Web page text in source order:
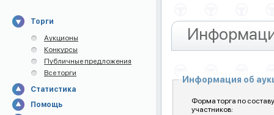
Торги
Аукционы
Конкурсы
Публичные предложения
Все торги
Статистика
Помощь
Информация об
Форма торга по составу
участников: